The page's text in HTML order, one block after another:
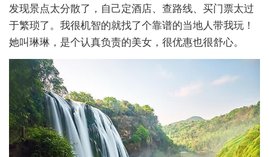
发现景点太分散了，自己定酒店、查路线、买门票太过
于繁琐了。我很机智的就找了个靠谱的当地人带我玩！
她叫琳琳，是个认真负责的美女，很优惠也很舒心。